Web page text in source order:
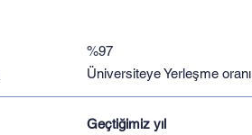
%97
Üniversiteye Yerleşme oranı
Geçtiğimiz yıl